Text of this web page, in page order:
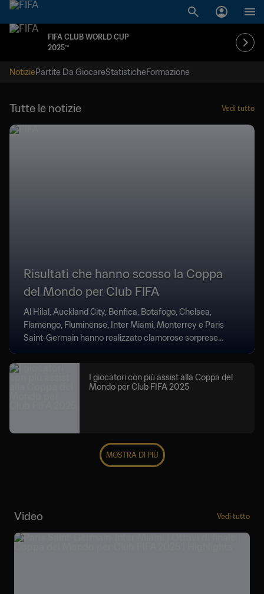
FIFA CLUB WORLD CUP
2025™
NotiziePartite Da GiocareStatisticheFormazione
Tutte le notizie Vedi tutto
Risultati che hanno scosso la Coppa
del Mondo per Club FIFA
Al Hilal, Auckland City, Benfica, Botafogo, Chelsea,
Flamengo, Fluminense, Inter Miami, Monterrey e Paris
Saint-Germain hanno realizzato clamorose sorprese
I giocatori con più assist alla Coppa del
Mondo per Club FIFA 2025
MOSTRA DI PIÙ
Video Vedi tutto